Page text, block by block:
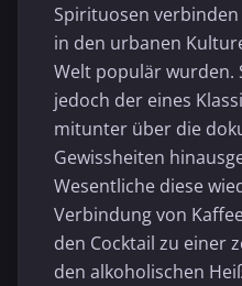
Spirituosen
in den urbanen
Welt populär wurden.
jedoch der eines
mitunter über die
Gewissheiten
Wesentliche diese
Verbindung von
den Cocktail zu einer
den alkoholischen